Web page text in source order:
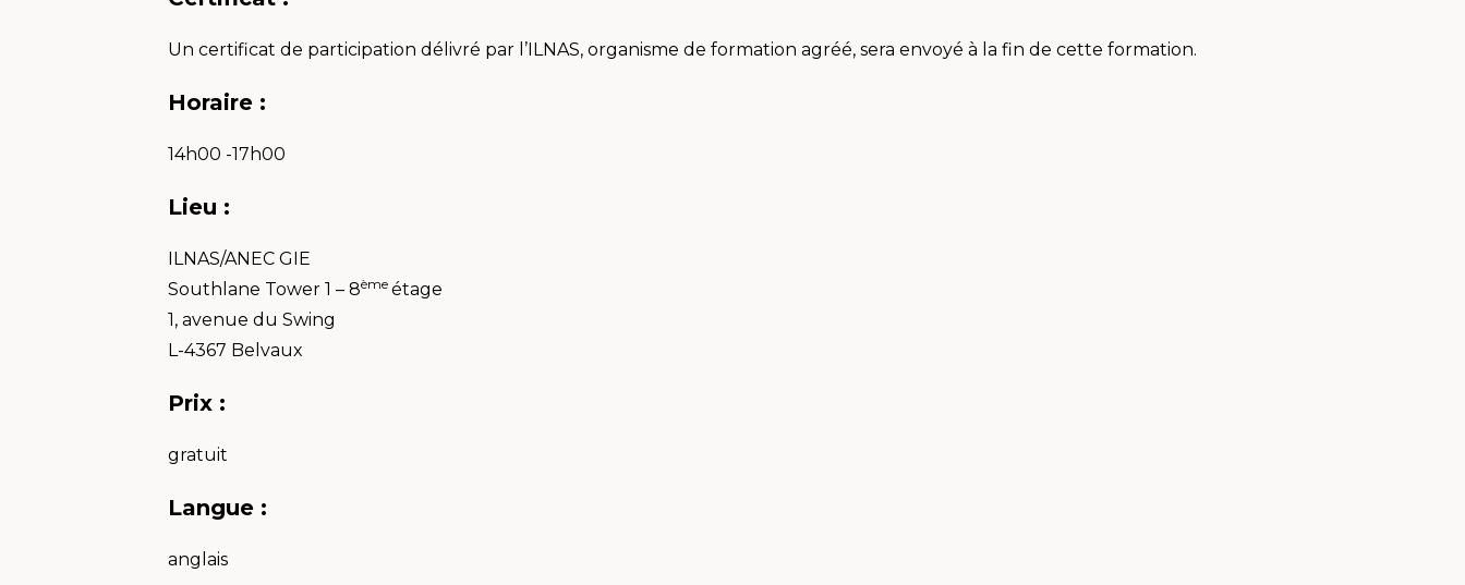
Un certificat de participation délivré par l’ILNAS, organisme de formation agréé, sera envoyé à la fin de cette formation.
Horaire :
14h00 -17h00
Lieu :
ILNAS/ANEC GIE
Southlane Tower 1 – 8ème étage
1, avenue du Swing
L-4367 Belvaux
Prix :
gratuit
Langue :
anglais